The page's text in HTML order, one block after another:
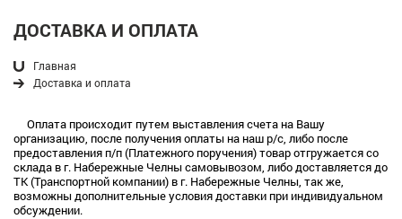
ДОСТАВКА И ОПЛАТА
Главная
Доставка и оплата
Оплата происходит путем выставления счета на Вашу
организацию, после получения оплаты на наш р/с, либо после
предоставления п/п (Платежного поручения) товар отгружается со
склада в г. Набережные Челны самовывозом, либо доставляется до
ТК (Транспортной компании) в г. Набережные Челны, так же,
возможны дополнительные условия доставки при индивидуальном
обсуждении.